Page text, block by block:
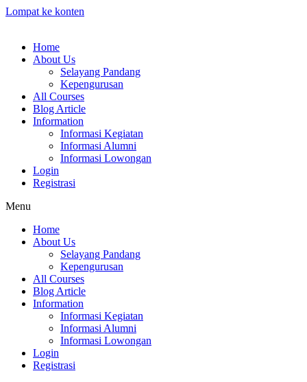
Lompat ke konten
Home
About Us
Selayang Pandang
Kepengurusan
All Courses
Blog Article
Information
Informasi Kegiatan
Informasi Alumni
Informasi Lowongan
Login
Registrasi
Menu
Home
About Us
Selayang Pandang
Kepengurusan
All Courses
Blog Article
Information
Informasi Kegiatan
Informasi Alumni
Informasi Lowongan
Login
Registrasi